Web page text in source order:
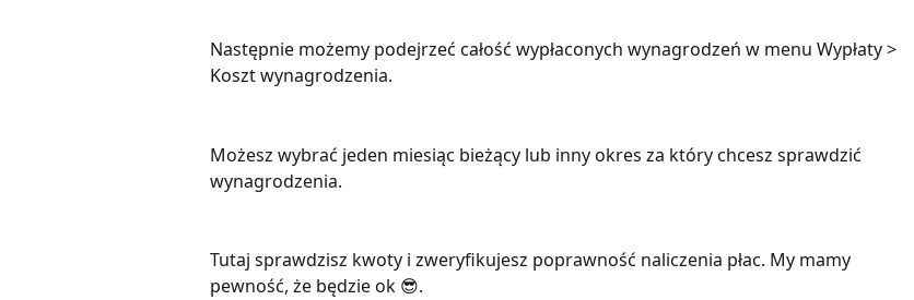
Następnie możemy podejrzeć całość wypłaconych wynagrodzeń w menu Wypłaty >
Koszt wynagrodzenia.
Możesz wybrać jeden miesiąc bieżący lub inny okres za który chcesz sprawdzić
wynagrodzenia.
Tutaj sprawdzisz kwoty i zweryfikujesz poprawność naliczenia płac. My mamy
pewność, że będzie ok 😎.